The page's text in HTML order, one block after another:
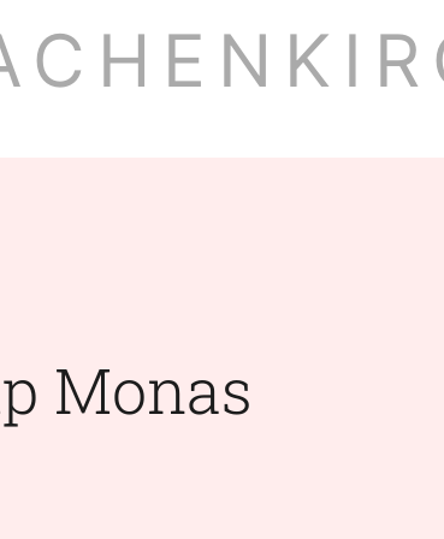
Monas